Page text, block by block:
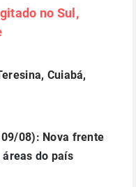
no Sul,
Cuiabá,
08): Nova frente
do país